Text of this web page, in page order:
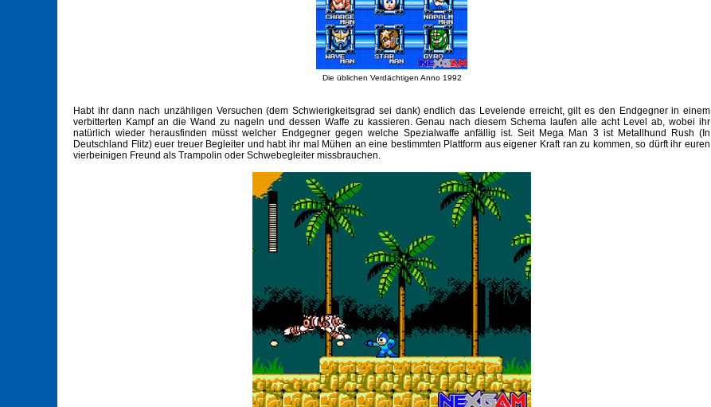
Die üblichen Verdächtigen Anno 1992
Habt ihr dann nach unzähligen Versuchen (dem Schwierigkeitsgrad sei dank) endlich das Levelende erreicht, gilt es den Endgegner in einem
verbitterten Kampf an die Wand zu nageln und dessen Waffe zu kassieren. Genau nach diesem Schema laufen alle acht Level ab, wobei ihr
natürlich wieder herausfinden müsst welcher Endgegner gegen welche Spezialwaffe anfällig ist. Seit Mega Man 3 ist Metallhund Rush (In
Deutschland Flitz) euer treuer Begleiter und habt ihr mal Mühen an eine bestimmten Plattform aus eigener Kraft ran zu kommen, so dürft ihr euren
vierbeinigen Freund als Trampolin oder Schwebegleiter missbrauchen.